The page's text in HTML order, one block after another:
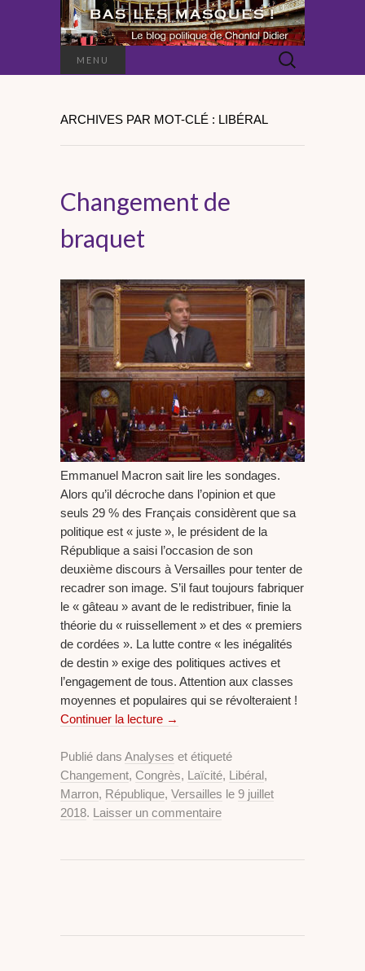
MENU Rechercher :
ARCHIVES PAR MOT-CLÉ : LIBÉRAL
Changement de
braquet
Emmanuel Macron sait lire les sondages.
Alors qu’il décroche dans l’opinion et que
seuls 29 % des Français considèrent que sa
politique est « juste », le président de la
République a saisi l’occasion de son
deuxième discours à Versailles pour tenter de
recadrer son image. S’il faut toujours fabriquer
le « gâteau » avant de le redistribuer, finie la
théorie du « ruissellement » et des « premiers
de cordées ». La lutte contre « les inégalités
de destin » exige des politiques actives et
l’engagement de tous. Attention aux classes
moyennes et populaires qui se révolteraient !
Continuer la lecture →
Publié dans Analyses et étiqueté
Changement, Congrès, Laïcité, Libéral,
Marron, République, Versailles le 9 juillet
2018. Laisser un commentaire